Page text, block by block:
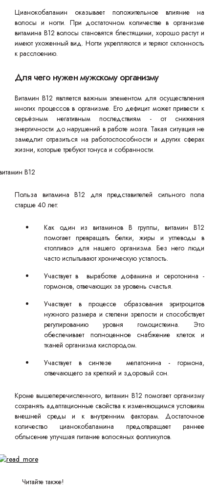
Цианокобаламин оказывает положительное влияние на
волосы и ногти. При достаточном количестве в организме
витамина B12 волосы становятся блестящими, хорошо растут и
имеют ухоженный вид. Ногти укрепляются и теряют склонность
к расслоению.
Для чего нужен мужскому организму
Витамин B12 является важным элементом для осуществления
многих процессов в организме. Его дефицит может привести к
серьёзным негативным последствиям - от снижения
энергичности до нарушений в работе мозга. Такая ситуация не
замедлит отразиться на работоспособности и других сферах
жизни, которые требуют тонуса и собранности.
Польза витамина B12 для представителей сильного пола
старше 40 лет:
Как один из витаминов В группы, витамин В12
помогает превращать белки, жиры и углеводы в
«топливо» для нашего организма. Без него люди
часто испытывают хроническую усталость.
Участвует в выработке дофамина и серотонина -
гормонов, отвечающих за уровень счастья.
Участвует в процессе образования эритроцитов
нужного размера и степени зрелости и способствует
регулированию уровня гомоцистеина. Это
обеспечивает полноценное снабжение клеток и
тканей организма кислородом.
Участвует в синтезе мелатонина - гормона,
отвечающего за крепкий и здоровый сон.
Кроме вышеперечисленного, витамин B12 помогает организму
сохранять адаптационные свойства к изменяющимся условиям
внешней среды и к внутренним факторам. Достаточное
количество цианокобаламина предотвращает раннее
облысение улучшая питание волосяных фолликулов.
Читайте также!